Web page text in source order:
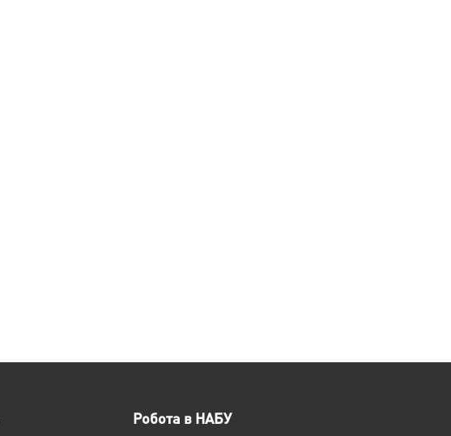
Робота в НАБУ